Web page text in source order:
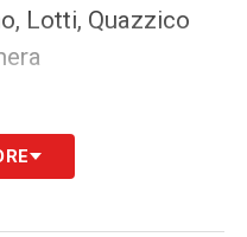
Lotti, Quazzico